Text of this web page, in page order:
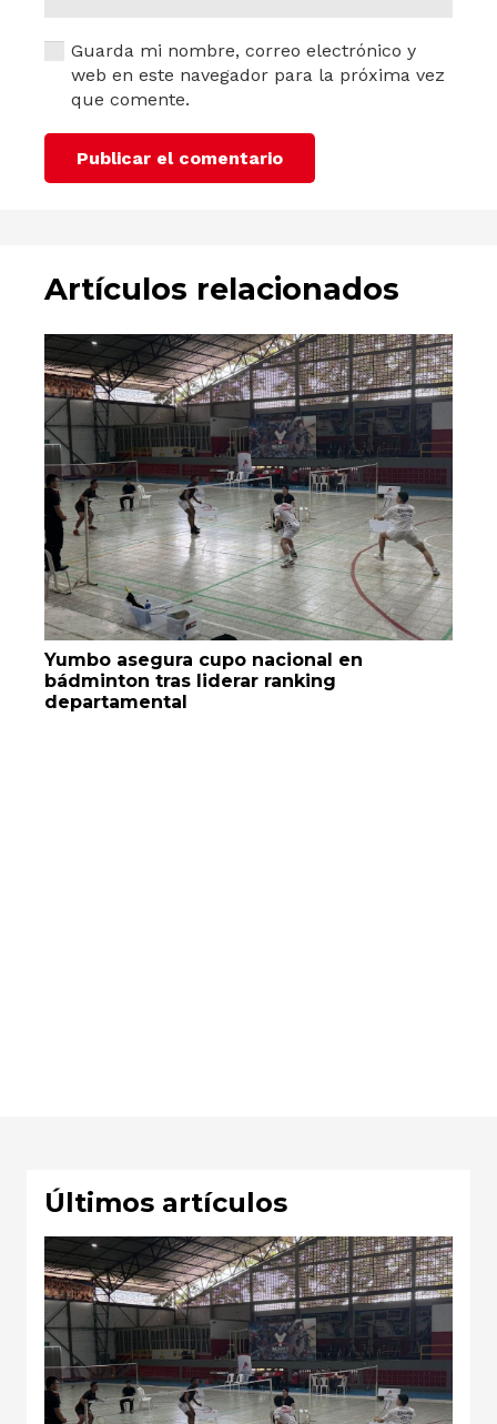
Guarda mi nombre, correo electrónico y
web en este navegador para la próxima vez
que comente.
Publicar el comentario
Artículos relacionados
Yumbo asegura cupo nacional en
bádminton tras liderar ranking
departamental
Últimos artículos